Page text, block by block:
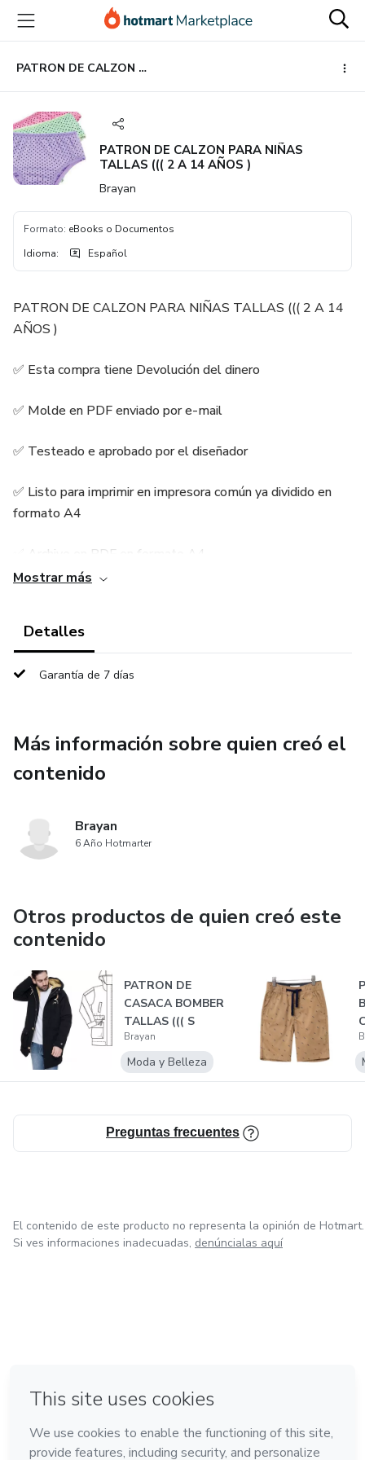
principal
página
de
página
PATRON DE CALZON PARA NIÑAS TALLAS ((( 2 A 14 AÑOS )
PATRON DE CALZON PARA NIÑAS
TALLAS ((( 2 A 14 AÑOS )
Brayan
Formato: eBooks o Documentos
Idioma: Español
PATRON DE CALZON PARA NIÑAS TALLAS ((( 2 A 14
AÑOS )
✅ Esta compra tiene Devolución del dinero
✅ Molde en PDF enviado por e-mail
✅ Testeado e aprobado por el diseñador
✅ Listo para imprimir en impresora común ya dividido en
formato A4
✅ Archivo en PDF en formato A4
Si tiene Alguna duda o queja, usted Puede contactarnos a
nuestro Whatsapp -> +51 927 537 141
Mostrar más
Detalles
Garantía de 7 días
Más información sobre quien creó el
contenido
Brayan
6 Año Hotmarter
Otros productos de quien creó este
contenido
PATRON DE
CASACA BOMBER
TALLAS ((( S
HASTA XXXL )
Brayan
Moda y Belleza
Preguntas frecuentes
El contenido de este producto no representa la opinión de Hotmart.
Si ves informaciones inadecuadas, denúncialas aquí
Hecho con❤ en Ciudad de México